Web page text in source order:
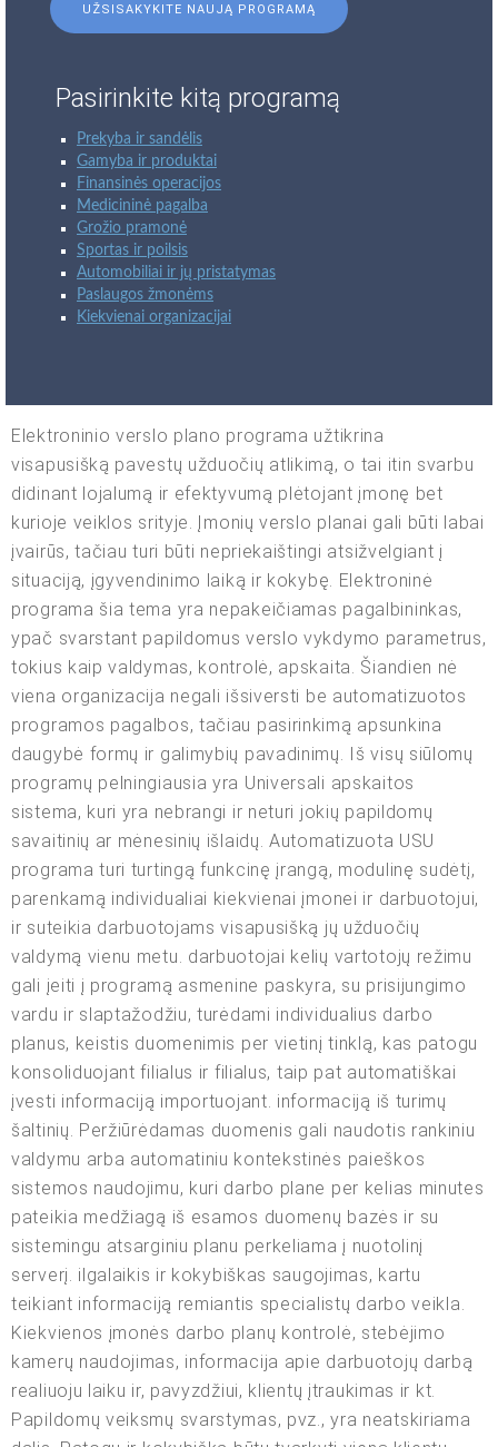
UŽSISAKYKITE NAUJĄ PROGRAMĄ
Pasirinkite kitą programą
Prekyba ir sandėlis
Gamyba ir produktai
Finansinės operacijos
Medicininė pagalba
Grožio pramonė
Sportas ir poilsis
Automobiliai ir jų pristatymas
Paslaugos žmonėms
Kiekvienai organizacijai
Elektroninio verslo plano programa užtikrina
visapusišką pavestų užduočių atlikimą, o tai itin svarbu
didinant lojalumą ir efektyvumą plėtojant įmonę bet
kurioje veiklos srityje. Įmonių verslo planai gali būti labai
įvairūs, tačiau turi būti nepriekaištingi atsižvelgiant į
situaciją, įgyvendinimo laiką ir kokybę. Elektroninė
programa šia tema yra nepakeičiamas pagalbininkas,
ypač svarstant papildomus verslo vykdymo parametrus,
tokius kaip valdymas, kontrolė, apskaita. Šiandien nė
viena organizacija negali išsiversti be automatizuotos
programos pagalbos, tačiau pasirinkimą apsunkina
daugybė formų ir galimybių pavadinimų. Iš visų siūlomų
programų pelningiausia yra Universali apskaitos
sistema, kuri yra nebrangi ir neturi jokių papildomų
savaitinių ar mėnesinių išlaidų. Automatizuota USU
programa turi turtingą funkcinę įrangą, modulinę sudėtį,
parenkamą individualiai kiekvienai įmonei ir darbuotojui,
ir suteikia darbuotojams visapusišką jų užduočių
valdymą vienu metu. darbuotojai kelių vartotojų režimu
gali įeiti į programą asmenine paskyra, su prisijungimo
vardu ir slaptažodžiu, turėdami individualius darbo
planus, keistis duomenimis per vietinį tinklą, kas patogu
konsoliduojant filialus ir filialus, taip pat automatiškai
įvesti informaciją importuojant. informaciją iš turimų
šaltinių. Peržiūrėdamas duomenis gali naudotis rankiniu
valdymu arba automatiniu kontekstinės paieškos
sistemos naudojimu, kuri darbo plane per kelias minutes
pateikia medžiagą iš esamos duomenų bazės ir su
sistemingu atsarginiu planu perkeliama į nuotolinį
serverį. ilgalaikis ir kokybiškas saugojimas, kartu
teikiant informaciją remiantis specialistų darbo veikla.
Kiekvienos įmonės darbo planų kontrolė, stebėjimo
kamerų naudojimas, informacija apie darbuotojų darbą
realiuoju laiku ir, pavyzdžiui, klientų įtraukimas ir kt.
Papildomų veiksmų svarstymas, pvz., yra neatskiriama